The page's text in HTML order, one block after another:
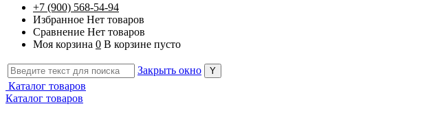
+7 (900) 568-54-94
Избранное Нет товаров
Сравнение Нет товаров
Моя корзина 0 В корзине пусто
Закрыть окно
Каталог товаров
Каталог товаров